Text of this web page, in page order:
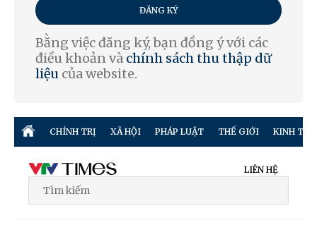
ĐĂNG KÝ
Bằng việc đăng ký, bạn đồng ý với các
điều khoản và chính sách thu thập dữ
liệu của website.
CHÍNH TRỊ XÃ HỘI PHÁP LUẬT THẾ GIỚI KINH TẾ
LIÊN HỆ